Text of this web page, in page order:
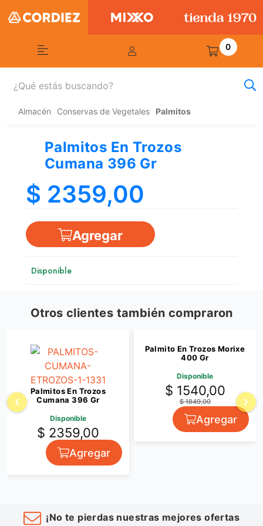
0
Almacén Conservas de Vegetales Palmitos
Palmitos En Trozos
Cumana 396 Gr
$ 2359,00
Agregar
Disponible
Otros clientes también compraron
Palmitos En Trozos
Cumana 396 Gr
Disponible
$ 2359,00
Agregar
Palmito En Trozos Morixe
400 Gr
Disponible
$ 1540,00
$ 1849,00
Agregar
¡No te pierdas nuestras mejores ofertas